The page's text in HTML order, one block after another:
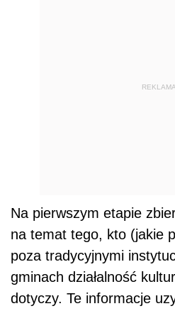
REKLAMA
Na pierwszym etapie
na temat tego, kto (jakie
poza tradycyjnymi
gminach działalność
dotyczy. Te informacje